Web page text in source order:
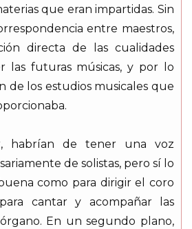
que eran impartidas. Sin
entre maestros,
directa de las cualidades
las futuras músicas, y por lo
de los estudios musicales que
habrían de tener una voz
de solistas, pero sí lo
como para dirigir el coro
cantar y acompañar las
En un segundo plano,